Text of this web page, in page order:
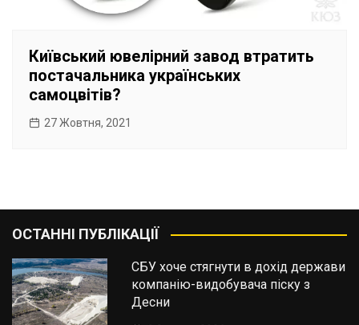
Київський ювелірний завод втратить
постачальника українських
самоцвітів?
27 Жовтня, 2021
ОСТАННІ ПУБЛІКАЦІЇ
СБУ хоче стягнути в дохід держави
компанію-видобувача піску з
Десни